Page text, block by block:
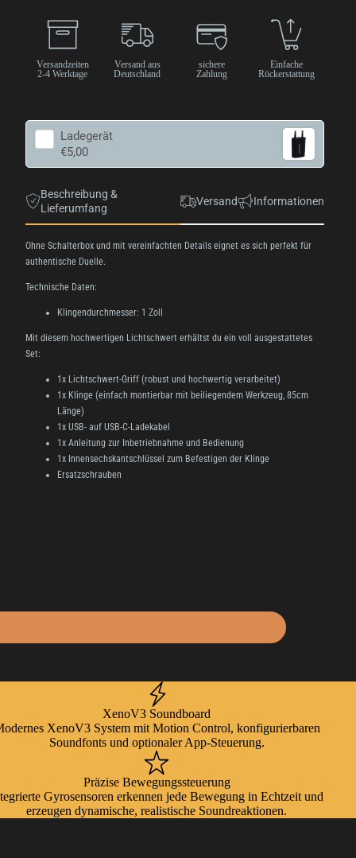
Versandzeiten
2-4 Werktage
Versand aus
Deutschland
sichere
Zahlung
Einfache
Rückerstattung
Ladegerät
€5,00
Beschreibung &
Lieferumfang
Versand Informationen
Ohne Schalterbox und mit vereinfachten Details eignet es sich perfekt für
authentische Duelle.
Technische Daten:
Klingendurchmesser: 1 Zoll
Mit diesem hochwertigen Lichtschwert erhältst du ein voll ausgestattetes
Set:
1x Lichtschwert-Griff (robust und hochwertig verarbeitet)
1x Klinge (einfach montierbar mit beiliegendem Werkzeug, 85cm
Länge)
1x USB- auf USB-C-Ladekabel
1x Anleitung zur Inbetriebnahme und Bedienung
1x Innensechskantschlüssel zum Befestigen der Klinge
Ersatzschrauben
XenoV3 Soundboard
XenoV3 System mit Motion Control, konfigurierbaren
Soundfonts und optionaler App-Steuerung.
Präzise Bewegungssteuerung
Gyrosensoren erkennen jede Bewegung in Echtzeit und
erzeugen dynamische, realistische Soundreaktionen.